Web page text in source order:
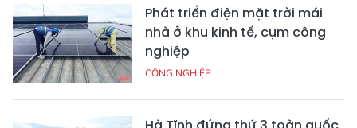
Phát triển điện mặt trời mái
nhà ở khu kinh tế, cụm công
nghiệp
CÔNG NGHIỆP